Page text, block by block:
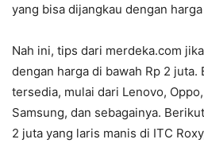
yang bisa dijangkau dengan
Nah ini, tips dari merdeka.com
dengan harga di bawah Rp 2 juta.
tersedia, mulai dari Lenovo,
Samsung, dan sebagainya.
2 juta yang laris manis di ITC